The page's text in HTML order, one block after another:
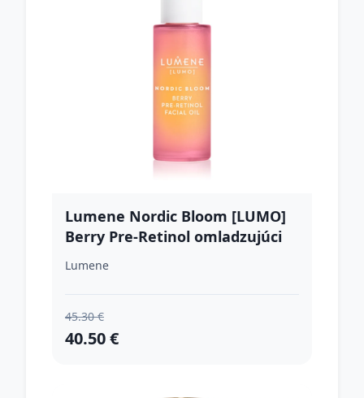
Lumene Nordic Bloom [LUMO]
Berry Pre-Retinol omladzujúci
pleťový olej 30 ml
Lumene
45.30 €
40.50 €